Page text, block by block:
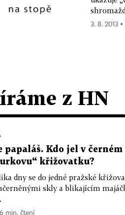
3. 8. 2013
z HN
papaláš. Kdo jel v
křižovatku?
dny se do jedné pražské
skly a blikajícím
min. čtení